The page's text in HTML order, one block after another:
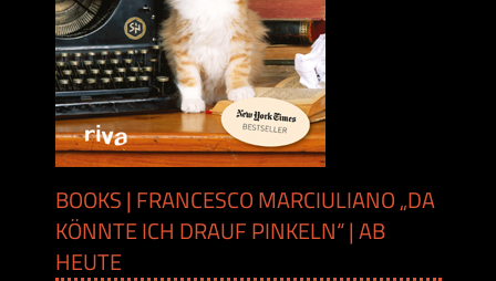
BOOKS | FRANCESCO MARCIULIANO „DA
KÖNNTE ICH DRAUF PINKELN“ | AB
HEUTE